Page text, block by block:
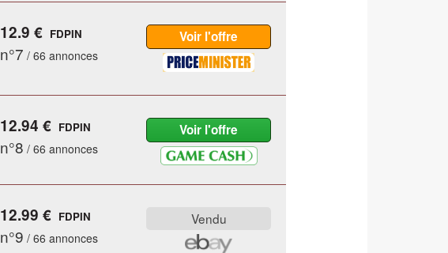
12.9 € FDPIN
n°7 / 66 annonces
12.94 € FDPIN
n°8 / 66 annonces
12.99 € FDPIN
n°9 / 66 annonces